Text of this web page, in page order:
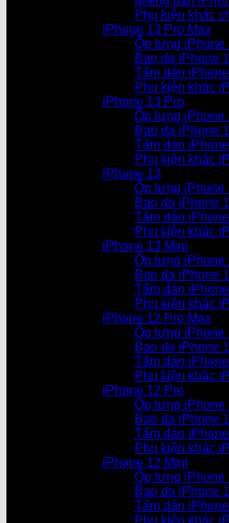
Phụ kiện khác
iPhone 13 Pro Max
Ốp lưng iPhone
Bao da iPhone
Tấm dán
Phụ kiện khác
iPhone 13 Pro
Ốp lưng iPhone
Bao da iPhone
Tấm dán
Phụ kiện khác
iPhone 13
Ốp lưng iPhone
Bao da iPhone
Tấm dán
Phụ kiện khác
iPhone 13 Mini
Ốp lưng iPhone
Bao da iPhone
Tấm dán
Phụ kiện khác
iPhone 12 Pro Max
Ốp lưng iPhone
Bao da iPhone
Tấm dán
Phụ kiện khác
iPhone 12 Pro
Ốp lưng iPhone
Bao da iPhone
Tấm dán
Phụ kiện khác
iPhone 12 Mini
Ốp lưng iPhone
Bao da iPhone
Tấm dán
Phụ kiện khác